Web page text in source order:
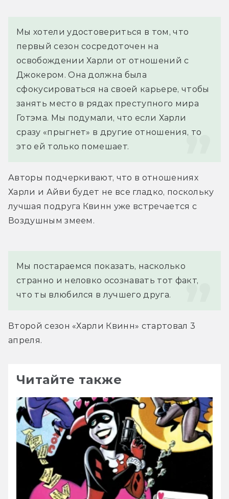
Мы хотели удостовериться в том, что
первый сезон сосредоточен на
освобождении Харли от отношений с
Джокером. Она должна была
сфокусироваться на своей карьере, чтобы
занять место в рядах преступного мира
Готэма. Мы подумали, что если Харли
сразу «прыгнет» в другие отношения, то
это ей только помешает.
Авторы подчеркивают, что в отношениях
Харли и Айви будет не все гладко, поскольку
лучшая подруга Квинн уже встречается с
Воздушным змеем.
Мы постараемся показать, насколько
странно и неловко осознавать тот факт,
что ты влюбился в лучшего друга.
Второй сезон «Харли Квинн» стартовал 3
апреля.
Читайте также